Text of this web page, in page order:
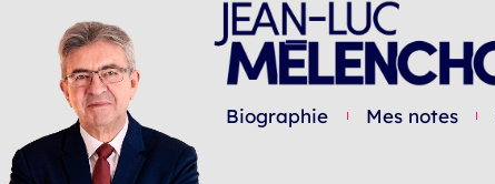
Biographie Mes notes